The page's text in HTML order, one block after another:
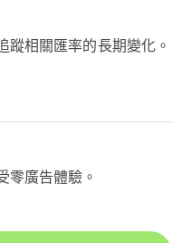
蹤相關匯率的長期變化。
零廣告體驗。